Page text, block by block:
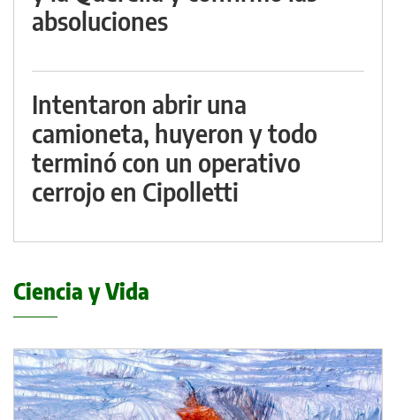
absoluciones
Intentaron abrir una
camioneta, huyeron y todo
terminó con un operativo
cerrojo en Cipolletti
Ciencia y Vida